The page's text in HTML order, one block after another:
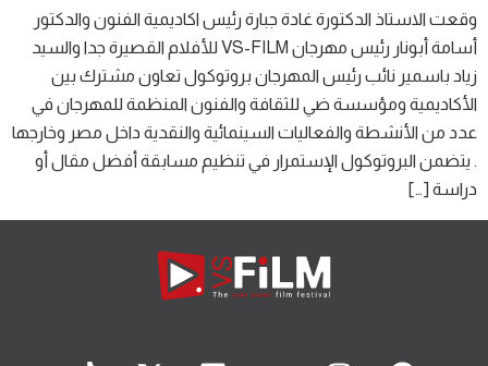
وقعت الاستاذ الدكتورة غادة جبارة رئيس اكاديمية الفنون والدكتور
أسامة أبونار رئيس مهرجان VS-FILM للأفلام القصيرة جدا والسيد
زياد باسمير نائب رئيس المهرجان بروتوكول تعاون مشترك بين
الأكاديمية ومؤسسة ضي للثقافة والفنون المنظمة للمهرجان في
عدد من الأنشطة والفعاليات السينمائية والنقدية داخل مصر وخارجها
. يتضمن البروتوكول الإستمرار في تنظيم مسابقة أفضل مقال أو
دراسة […]